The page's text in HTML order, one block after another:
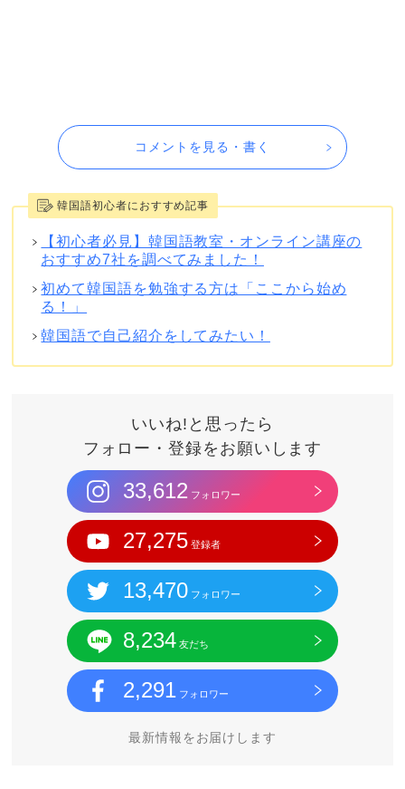
コメントを見る・書く
韓国語初心者におすすめ記事
【初心者必見】韓国語教室・オンライン講座の
おすすめ7社を調べてみました！
初めて韓国語を勉強する方は「ここから始め
る！」
韓国語で自己紹介をしてみたい！
いいね!と思ったら
フォロー・登録をお願いします
33,612 フォロワー
27,275 登録者
13,470 フォロワー
8,234 友だち
2,291 フォロワー
最新情報をお届けします